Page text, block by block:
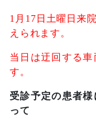
1月17日土曜日来
えられます。
当日は迂回する
す。
受診予定の患者
って